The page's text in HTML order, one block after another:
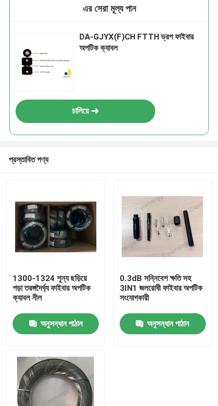
পণ্য
ভিডিও
এর সেরা মূল্য পান
DA-GJYX(F)CH FTTH ড্রপ ফাইবার
অপটিক ক্যাবল
চালিয়ে
প্রস্তাবিত পণ্য
1300-1324 শূন্য ছড়িয়ে
পড়া তরঙ্গদৈর্ঘ্য ফাইবার অপটিক
ক্যাবল নীল
অনুসন্ধান পাঠান
0.3dB সন্নিবেশ ক্ষতি সহ
3IN1 জলরোধী ফাইবার অপটিক
সংযোগকারী
অনুসন্ধান পাঠান